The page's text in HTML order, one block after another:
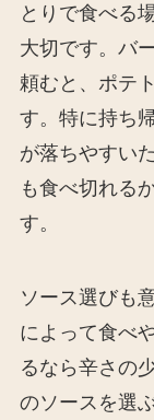
とりで食べる
大切です。バ
頼むと、ポテ
す。特に持ち
が落ちやすい
も食べ切れる
す。
ソース選びも
によって食べ
るなら辛さの
のソースを選